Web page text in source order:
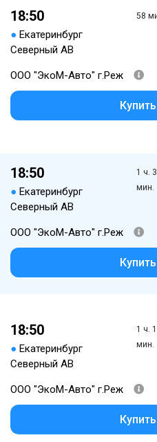
18:50
● Екатеринбург
Северный АВ
58
ООО "ЭкоМ-Авто" г.Реж
18:50
● Екатеринбург
Северный АВ
1 ч. 3
мин.
ООО "ЭкоМ-Авто" г.Реж
18:50
● Екатеринбург
Северный АВ
1 ч.
мин.
ООО "ЭкоМ-Авто" г.Реж